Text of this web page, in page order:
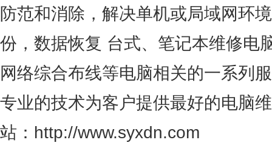
防范和消除，解决单机或局域网环
份，数据恢复 台式、笔记本维修电
网络综合布线等电脑相关的一系列
专业的技术为客户提供最好的电脑
站：http://www.syxdn.com